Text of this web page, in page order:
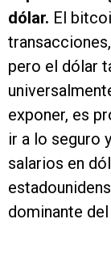
dólar. El
pero el dólar
exponer, es
ir a lo seguro
salarios en
dominante del